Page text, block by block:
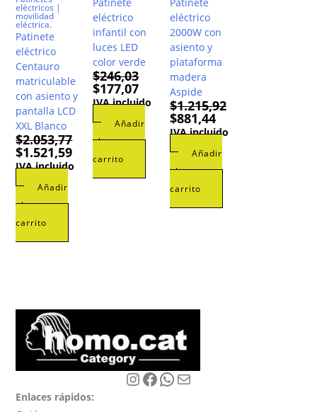
eléctricos |
movilidad
eléctrica.
Patinete
eléctrico
Centauro
matriculable
con asiento y
pantalla LCD
XXL Blanco
$2.053,77
El
precio
original
$2.053,77.
$1.521,59El
precio
actual
IVA incluido
Añadir
al
carrito
eléctrico
infantil con
luces LED
color verde
$246,03
El
precio
original
$246,03.
$177,07El
precio
actual
$177,07.
IVA incluido
Añadir
al
carrito
eléctrico
2000W con
asiento y
plataforma
madera
Aspide
$1.215,92
El
precio
original
$1.215,92.
$881,44precio
actual
$881,44.
IVA incluido
Añadir
al
carrito
Instagram
Facebook
WhatsApp
Correo electrónico
Enlaces rápidos: